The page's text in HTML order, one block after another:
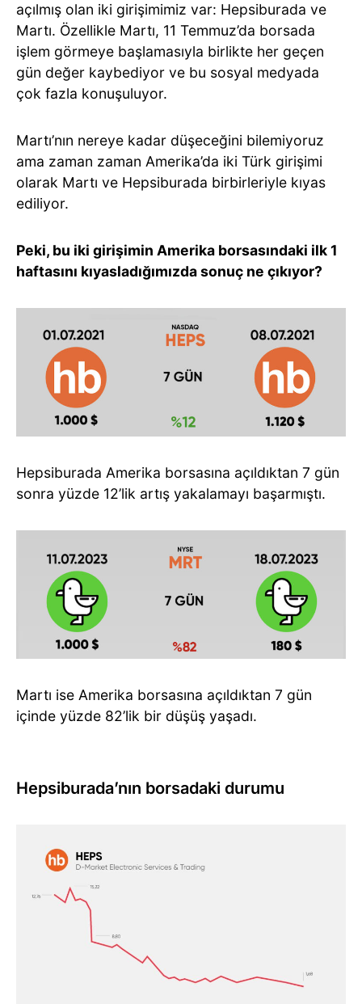
açılmış olan iki girişimimiz var: Hepsiburada ve
Martı. Özellikle Martı, 11 Temmuz’da borsada
işlem görmeye başlamasıyla birlikte her geçen
gün değer kaybediyor ve bu sosyal medyada
çok fazla konuşuluyor.
Martı’nın nereye kadar düşeceğini bilemiyoruz
ama zaman zaman Amerika’da iki Türk girişimi
olarak Martı ve Hepsiburada birbirleriyle kıyas
ediliyor.
Peki, bu iki girişimin Amerika borsasındaki ilk 1
haftasını kıyasladığımızda sonuç ne çıkıyor?
Hepsiburada Amerika borsasına açıldıktan 7 gün
sonra yüzde 12’lik artış yakalamayı başarmıştı.
Martı ise Amerika borsasına açıldıktan 7 gün
içinde yüzde 82’lik bir düşüş yaşadı.
Hepsiburada’nın borsadaki durumu